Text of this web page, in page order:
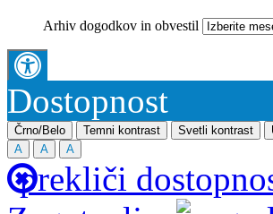
Arhiv dogodkov in obvestil
Dostopnost
Črno/Belo Temni kontrast Svetli kontrast
A
A A
prekliči